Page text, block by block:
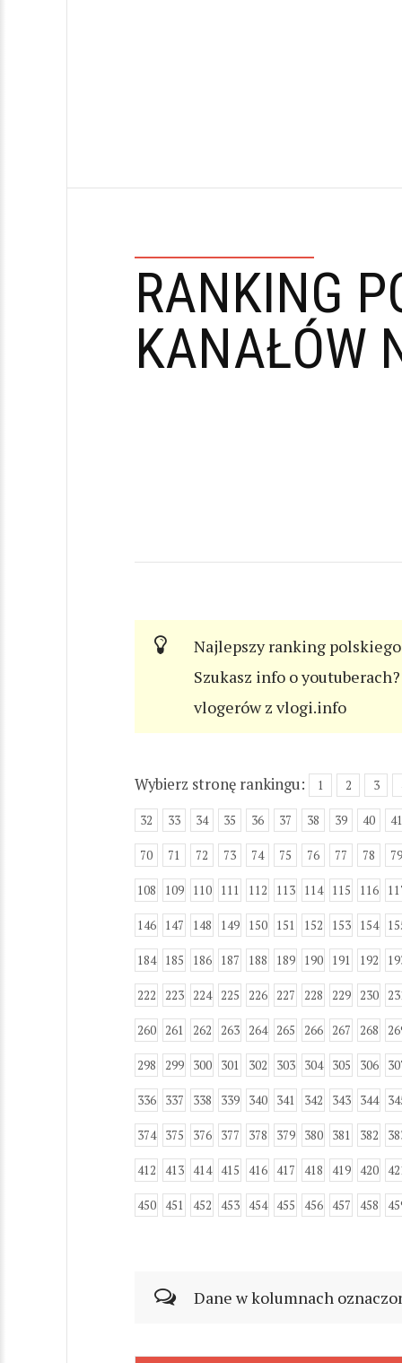
RANKING
KANAŁÓW
Najlepszy ranking
Szukasz info o
vlogerów z vlogi.info
Wybierz stronę rankingu: 1 2 3
32 33 34 35 36 37 38 39 40 41
70 71 72 73 74 75 76 77 78 79
108 109 110 111 112 113 114 115 116
146 147 148 149 150 151 152 153 154
184 185 186 187 188 189 190 191 192
222 223 224 225 226 227 228 229 230
260 261 262 263 264 265 266 267 268
298 299 300 301 302 303 304 305 306
336 337 338 339 340 341 342 343 344
374 375 376 377 378 379 380 381 382
412 413 414 415 416 417 418 419 420
450 451 452 453 454 455 456 457 458
Dane w kolumnach